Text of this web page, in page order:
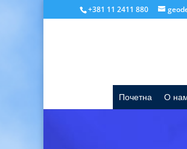
+381 11 2411 880
Почетна О